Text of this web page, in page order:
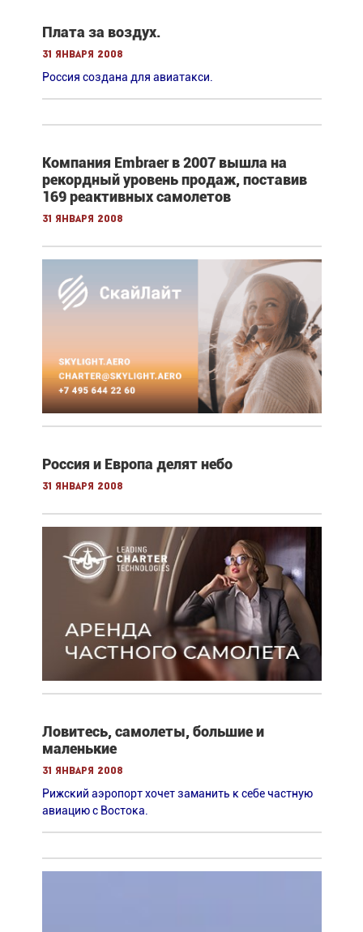
Плата за воздух.
31 января 2008
Россия создана для авиатакси.
Компания Embraer в 2007 вышла на
рекордный уровень продаж, поставив
169 реактивных самолетов
31 января 2008
Россия и Европа делят небо
31 января 2008
Ловитесь, самолеты, большие и
маленькие
31 января 2008
Рижский аэропорт хочет заманить к себе частную
авиацию с Востока.